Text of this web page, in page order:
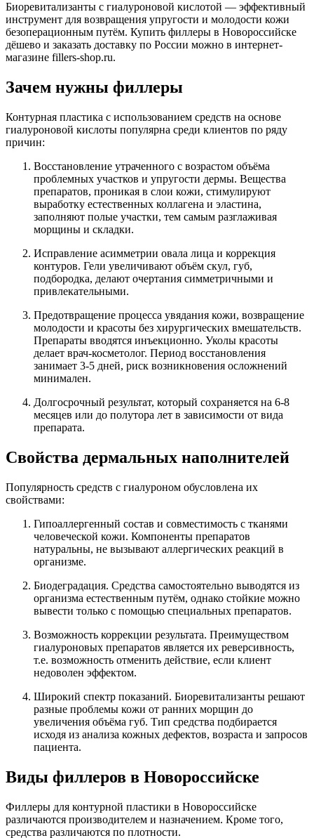
Биоревитализанты с гиалуроновой кислотой — эффективный
инструмент для возвращения упругости и молодости кожи
безоперационным путём. Купить филлеры в Новороссийске
дёшево и заказать доставку по России можно в интернет-
магазине fillers-shop.ru.
Зачем нужны филлеры
Контурная пластика с использованием средств на основе
гиалуроновой кислоты популярна среди клиентов по ряду
причин:
Восстановление утраченного с возрастом объёма
проблемных участков и упругости дермы. Вещества
препаратов, проникая в слои кожи, стимулируют
выработку естественных коллагена и эластина,
заполняют полые участки, тем самым разглаживая
морщины и складки.
Исправление асимметрии овала лица и коррекция
контуров. Гели увеличивают объём скул, губ,
подбородка, делают очертания симметричными и
привлекательными.
Предотвращение процесса увядания кожи, возвращение
молодости и красоты без хирургических вмешательств.
Препараты вводятся инъекционно. Уколы красоты
делает врач-косметолог. Период восстановления
занимает 3-5 дней, риск возникновения осложнений
минимален.
Долгосрочный результат, который сохраняется на 6-8
месяцев или до полутора лет в зависимости от вида
препарата.
Свойства дермальных наполнителей
Популярность средств с гиалуроном обусловлена их
свойствами:
Гипоаллергенный состав и совместимость с тканями
человеческой кожи. Компоненты препаратов
натуральны, не вызывают аллергических реакций в
организме.
Биодеградация. Средства самостоятельно выводятся из
организма естественным путём, однако стойкие можно
вывести только с помощью специальных препаратов.
Возможность коррекции результата. Преимуществом
гиалуроновых препаратов является их реверсивность,
т.е. возможность отменить действие, если клиент
недоволен эффектом.
Широкий спектр показаний. Биоревитализанты решают
разные проблемы кожи от ранних морщин до
увеличения объёма губ. Тип средства подбирается
исходя из анализа кожных дефектов, возраста и запросов
пациента.
Виды филлеров в Новороссийске
Филлеры для контурной пластики в Новороссийске
различаются производителем и назначением. Кроме того,
средства различаются по плотности.